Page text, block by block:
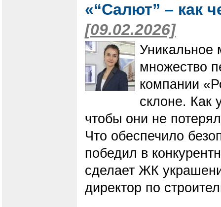
«“Салют” – как
[09.02.2026]
Уникальное
множество
компании
склоне. Как
чтобы они не
Что обеспечило
победил в
сделает ЖК
директор по